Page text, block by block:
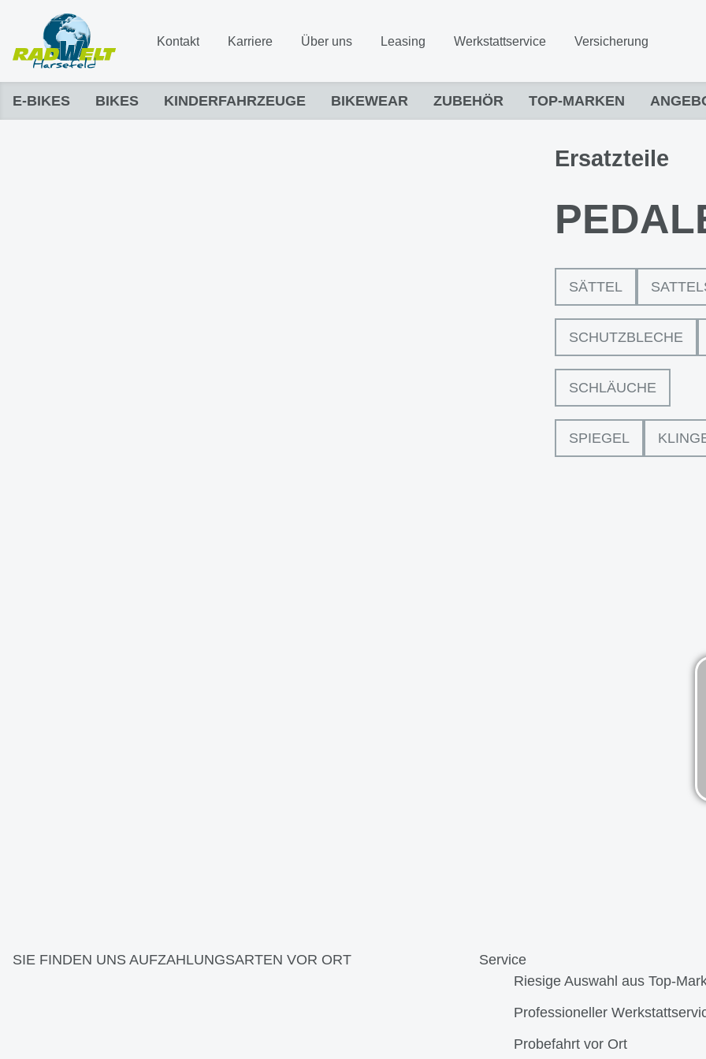
Kontakt Karriere Über uns Leasing Werkstattservice Versicherung
E-BIKES BIKES KINDERFAHRZEUGE BIKEWEAR ZUBEHÖR TOP-MARKEN
Ersatzteile
SÄTTEL
SCHUTZBLECHE
SCHLÄUCHE
SPIEGEL
SIE FINDEN UNS AUFZAHLUNGSARTEN VOR ORT
Service
Riesige Auswahl aus Top-
Professioneller
Probefahrt vor Ort